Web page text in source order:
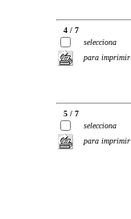
4 / 7
selecciona
para imprimir
5 / 7
selecciona
para imprimir